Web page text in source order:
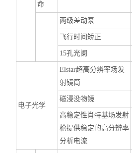
命
两级差动泵
飞行时间矫正
15孔光阑
电子光学
Elstar超高分辨率场发
射镜筒
磁浸没物镜
高稳定性肖特基场发射
枪提供稳定的高分辨率
分析电流